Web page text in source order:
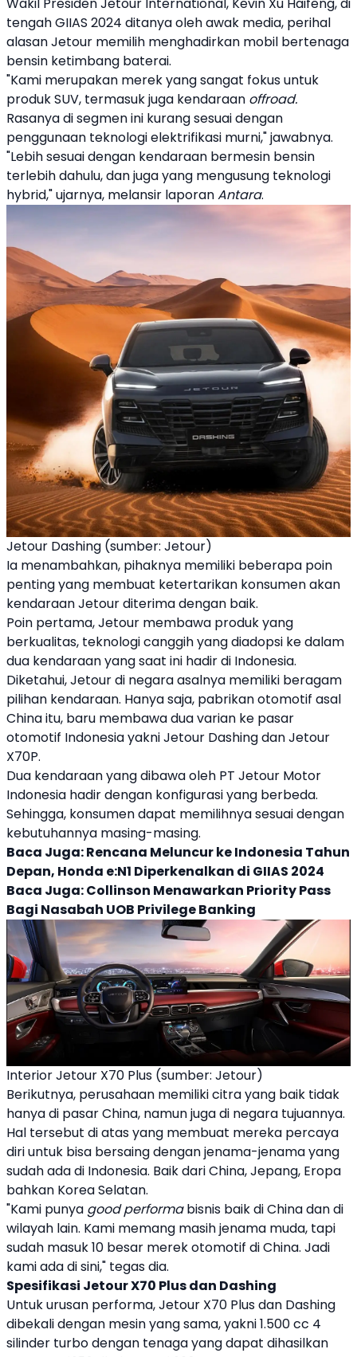
tengah GIIAS 2024 ditanya oleh awak media, perihal
alasanJetour memilih menghadirkan mobil bertenaga
bensin ketimbang baterai.
"Kami merupakan merek yang sangat fokus untuk
produk SUV, termasuk juga kendaraan offroad.
Rasanya di segmen ini kurang sesuai dengan
penggunaan teknologi elektrifikasi murni," jawabnya.
"Lebih sesuai dengan kendaraan bermesin bensin
terlebih dahulu, dan juga yang mengusung teknologi
hybrid," ujarnya, melansir laporanAntara.
Jetour Dashing (sumber: Jetour)
Ia menambahkan, pihaknya memiliki beberapa poin
penting yang membuat ketertarikan konsumen akan
kendaraanJetourditerima dengan baik.
Poin pertama,Jetour membawa produk yang
berkualitas, teknologi canggih yang diadopsi ke dalam
dua kendaraan yang saat ini hadir di Indonesia.
Diketahui,Jetourdi negara asalnya memiliki beragam
pilihan kendaraan. Hanya saja, pabrikan otomotif asal
China itu, baru membawa dua varian ke pasar
otomotif Indonesia yakniJetour DashingdanJetour
X70P.
Dua kendaraan yang dibawa oleh PT Jetour Motor
Indonesia hadir dengan konfigurasi yang berbeda.
Sehingga, konsumen dapat memilihnya sesuai dengan
kebutuhannya masing-masing.
Baca Juga:Rencana Meluncur ke Indonesia Tahun
Depan, Honda e:N1 Diperkenalkan di GIIAS 2024
Baca Juga:Collinson Menawarkan Priority Pass
Bagi Nasabah UOB Privilege Banking
Interior Jetour X70 Plus (sumber: Jetour)
Berikutnya, perusahaan memiliki citra yang baik tidak
hanya di pasar China, namun juga di negara tujuannya.
Hal tersebut di atas yang membuat mereka percaya
diri untuk bisa bersaing dengan jenama-jenama yang
sudah ada di Indonesia. Baik dari China, Jepang, Eropa
bahkan Korea Selatan.
"Kami punya good performabisnis baik di China dan di
wilayah lain. Kami memang masih jenama muda, tapi
sudah masuk 10 besar merek otomotif di China. Jadi
kami ada di sini," tegas dia.
Spesifikasi Jetour X70 Plusdan Dashing
Untuk urusan performa,Jetour X70 Plusdan Dashing
dibekali dengan mesin yang sama, yakni 1.500 cc 4
silinder turbo dengan tenaga yang dapat dihasilkan